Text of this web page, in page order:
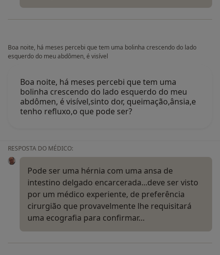
Boa noite, há meses percebi que tem uma bolinha crescendo do lado
esquerdo do meu abdômen, é visível
Boa noite, há meses percebi que tem uma
bolinha crescendo do lado esquerdo do meu
abdômen, é visível,sinto dor, queimação,ânsia,e
tenho refluxo,o que pode ser?
RESPOSTA DO MÉDICO:
Pode ser uma hérnia com uma ansa de
intestino delgado encarcerada...deve ser visto
por um médico experiente, de preferência
cirurgião que provavelmente lhe requisitará
uma ecografia para confirmar…